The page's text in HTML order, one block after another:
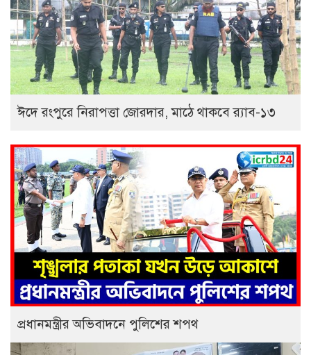
ঈদে রংপুরে নিরাপত্তা জোরদার, মাঠে থাকবে র‍্যাব-১৩
প্রধানমন্ত্রীর অভিবাদনে পুলিশের শপথ